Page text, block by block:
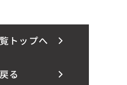
トップへ
戻る